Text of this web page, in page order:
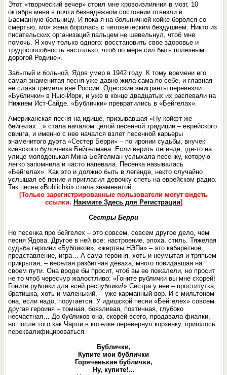
Этот «творческий вечер» стоил мне кровоизлияния в мозг. 10
октября меня в почти безнадежном состоянии отвезли в
Басманную больницу. И пока я на больничной койке боролся со
смертью, моя жена боролась с человеческим бездушием. Никто из
писательских организаций пальцем не шевельнул, чтоб мне
помочь. Я хочу только одного: восстановить свое здоровье и
трудоспособность настолько, чтоб по мере сил быть полезным
дорогой Родине».
Забытый и больной, Ядов умер в 1942 году. К тому времени его
самая знаменитая песня уже давно жила сама по себе, и главная
ее слава гремела вне России. Одесские эмигранты перевезли
«Бублички» в Нью-Йорк, и уже в конце двадцатых их распевали на
Нижнем Ист-Сайде. «Бублички» превратились в «Бейгелах».
Американская песня на идише, призывавшая «Ну койфт же
бейгелах…» стала началом целой песенной традиции – еврейского
свинга, и именно с нее начался взлет песенной карьеры
знаменитого дуэта «Сестер Берри» – по иронии судьбы, внучек
киевского булочника Бейгелмана. Если верить легенде, где-то на
улице молоденькая Мина Бейгелман услыхала песенку, которую
легко запомнила и часто напевала. Песенка называлась
«Бейгелах». Как это и должно быть в легенде, некто случайно
услышал её пение и пригласил девочку спеть на еврейском радио.
Так песня «Bublichki» стала знаменитой.
[Только зарегистрированные пользователи могут видеть
ссылки. Нажмите Здесь для Регистрации]
Сестры Берри
Но песенка про бейгелех – это совсем, совсем другое дело, чем
песня Ядова. Другое в ней все: настроение, эпоха, стиль. Тяжелая
судьба героини «Бубликов», «жертвы НЭПа» – это кабаретное
представление, игра… А сама героиня, хоть и неумытая и тряпьем
прикрытая, – веселая разбитная деваха, много повидавшая на
своем пути. Она вроде бы просит, чтоб вы ее пожалели, но просит
не то чтоб чересчур жалостливо: «Гоните рублички вы мне скорей!
Гоните рублики для всей республики!» Сестра у нее – проститутка,
братишка, хоть и маленький, – уже карманный вор. И с мильтоном
она, если надо, поругается. У идишской песни «Бейгелех» совсем
другая героиня – томная, боязливая, поэтичная, глубоко
несчастная… До бубликов она, скорей всего, продавала фиалки,
но после того как Чарли в котелке перевернул корзинку, пришлось
переквалифицироваться.
Бублички,
Купите мои бублички
Горяченькие бублички,
Ну, купите!…